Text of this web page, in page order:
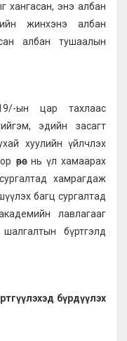
хангасан, энэ албан
жинхэнэ албан
албан тушаалын
ын цар тахлаас
эдийн засагт
хуулийн үйлчлэх
өөрөөс нь үл хамаарах
хамрагдаж
багц сургалтад
лавлагааг
бүртгэлд
бүрдүүлэх